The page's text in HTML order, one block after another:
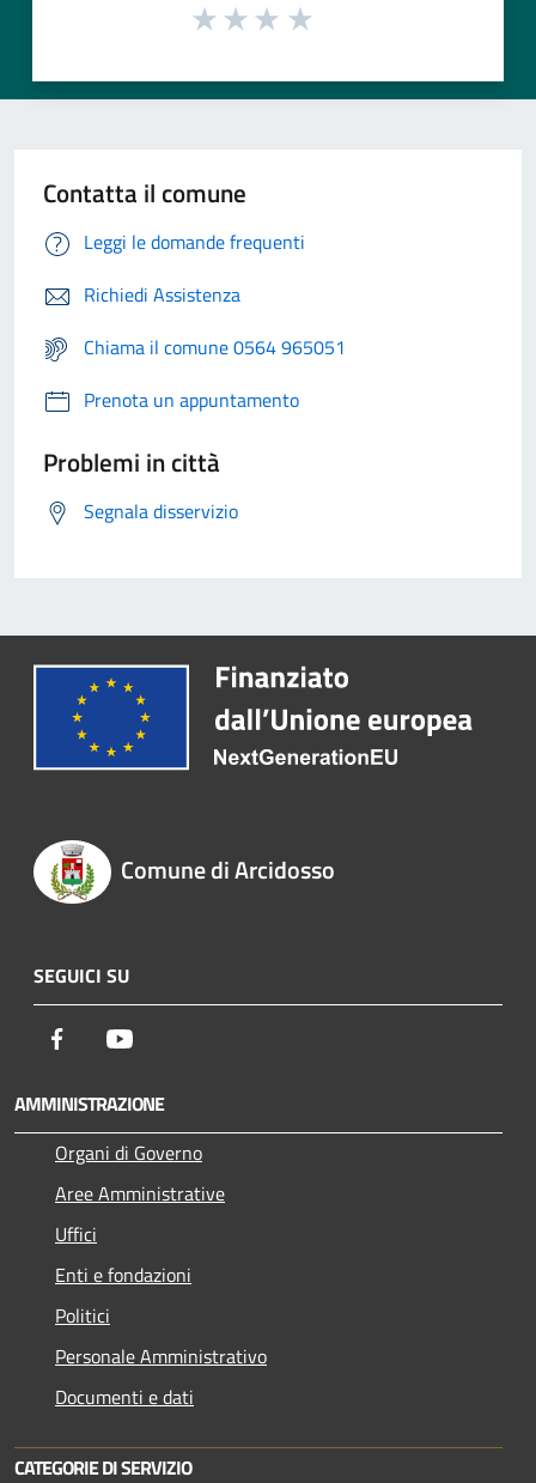
Contatta il comune
Leggi le domande frequenti
Richiedi Assistenza
Chiama il comune 0564 965051
Prenota un appuntamento
Problemi in città
Segnala disservizio
Comune di Arcidosso
SEGUICI SU
Facebook
AMMINISTRAZIONE
Organi di Governo
Aree Amministrative
Uffici
Enti e fondazioni
Politici
Personale Amministrativo
Documenti e dati
CATEGORIE DI SERVIZIO